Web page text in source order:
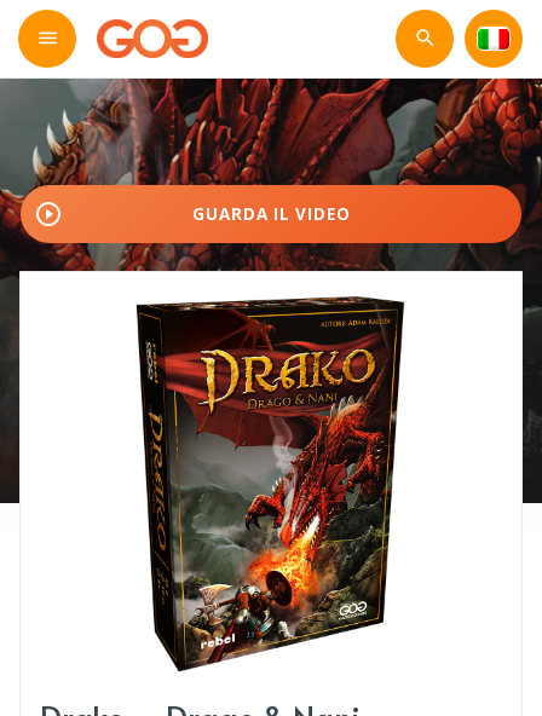
play_circle_outline GUARDA IL VIDEO